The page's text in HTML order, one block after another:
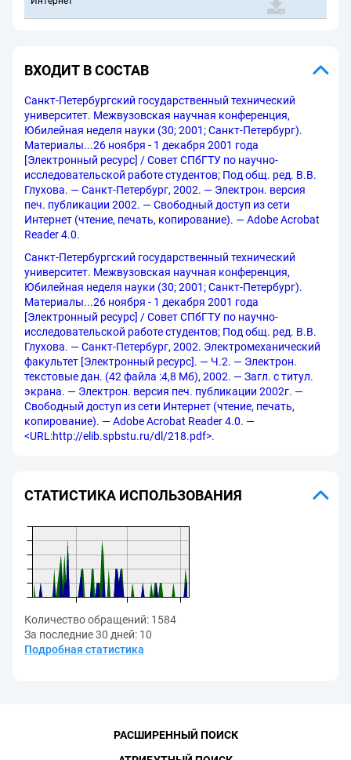
ВХОДИТ В СОСТАВ
Санкт-Петербургский государственный технический
университет. Межвузовская научная конференция,
Юбилейная неделя науки (30; 2001; Санкт-Петербург).
Материалы...26 ноября - 1 декабря 2001 года
[Электронный ресурс] / Совет СПбГТУ по научно-
исследовательской работе студентов; Под общ. ред. В.В.
Глухова. — Санкт-Петербург, 2002. — Электрон. версия
печ. публикации 2002. — Свободный доступ из сети
Интернет (чтение, печать, копирование). — Adobe Acrobat
Reader 4.0.
Санкт-Петербургский государственный технический
университет. Межвузовская научная конференция,
Юбилейная неделя науки (30; 2001; Санкт-Петербург).
Материалы...26 ноября - 1 декабря 2001 года
[Электронный ресурс] / Совет СПбГТУ по научно-
исследовательской работе студентов; Под общ. ред. В.В.
Глухова. — Санкт-Петербург, 2002. Электромеханический
факультет [Электронный ресурс]. — Ч.2. — Электрон.
текстовые дан. (42 файла :4,8 Мб), 2002. — Загл. с титул.
экрана. — Электрон. версия печ. публикации 2002г. —
Свободный доступ из сети Интернет (чтение, печать,
копирование). — Adobe Acrobat Reader 4.0. —
<URL:http://elib.spbstu.ru/dl/218.pdf>.
СТАТИСТИКА ИСПОЛЬЗОВАНИЯ
Количество обращений: 1584
За последние 30 дней: 10
Подробная статистика
РАСШИРЕННЫЙ ПОИСК